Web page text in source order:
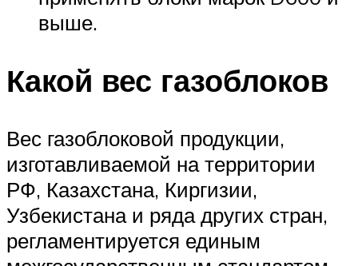
выше.
Какой вес газоблоков
Вес газоблоковой продукции,
изготавливаемой на территории
РФ, Казахстана, Киргизии,
Узбекистана и ряда других стран,
регламентируется единым